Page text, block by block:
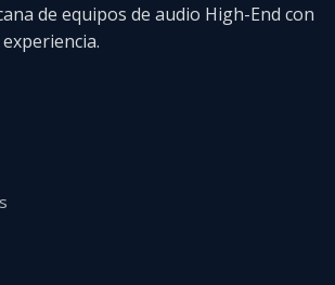
de equipos de audio High-End con